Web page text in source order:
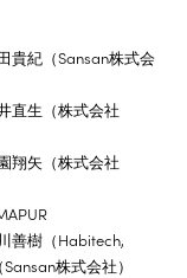
株式会
（株式会社
（株式会社
（Habitech,
株式会社）